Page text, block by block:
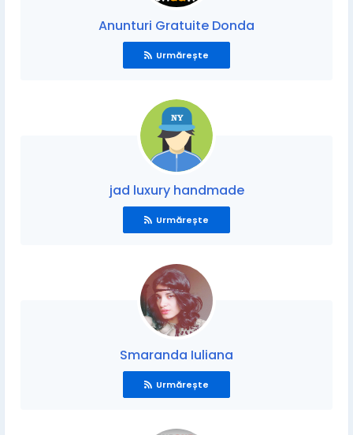
Anunturi Gratuite Donda
Urmărește
jad luxury handmade
Urmărește
Smaranda Iuliana
Urmărește